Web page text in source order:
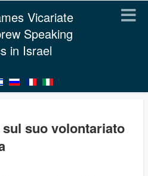
Vicariate
Speaking
in Israel
suo volontariato